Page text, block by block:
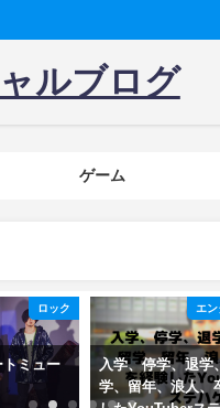
ルブログ
ゲーム
ロック
ミュー
エン
入学、停学、退学
学、留年、浪人、